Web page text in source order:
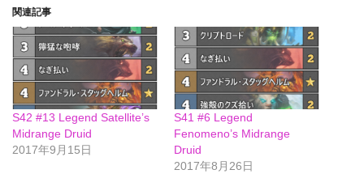
関連記事
S42 #13 Legend Satellite’s
Midrange Druid
2017年9月15日
S41 #6 Legend
Fenomeno’s Midrange
Druid
2017年8月26日